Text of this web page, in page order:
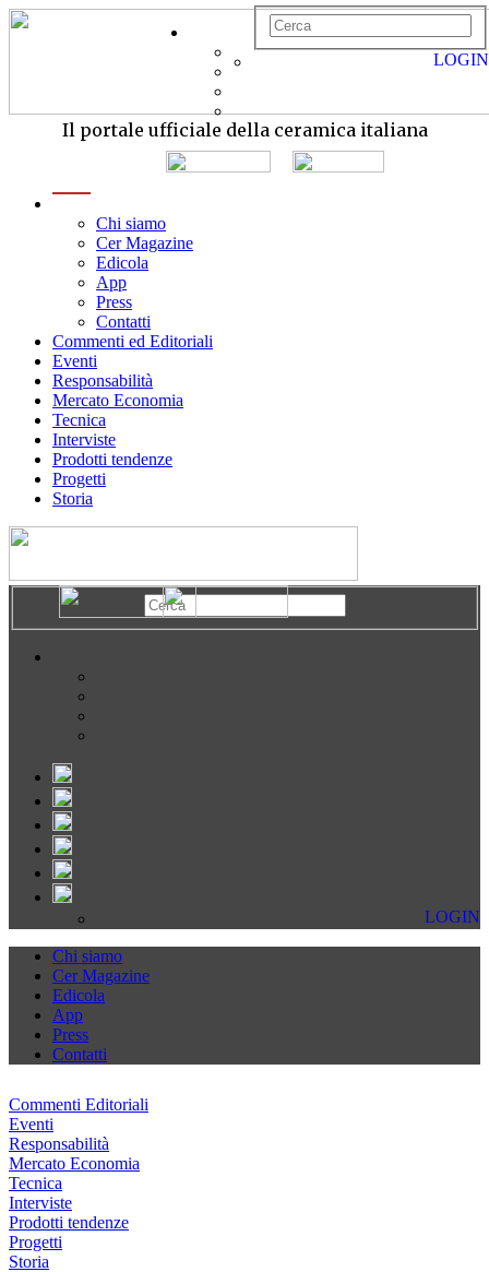
Il portale ufficiale della ceramica italiana
Chi siamo
Cer Magazine
Edicola
App
Press
Contatti
Commenti ed Editoriali
Eventi
Responsabilità
Mercato Economia
Tecnica
Interviste
Prodotti tendenze
Progetti
Storia
LOGIN
LOGIN
Chi siamo
Cer Magazine
Edicola
App
Press
Contatti
Commenti Editoriali
Eventi
Responsabilità
Mercato Economia
Tecnica
Interviste
Prodotti tendenze
Progetti
Storia